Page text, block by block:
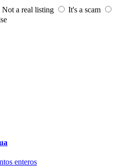
Not a real listing
It's a scam
enteros